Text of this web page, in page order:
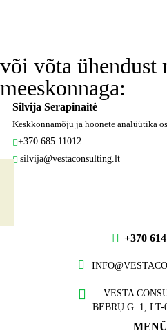
või võta ühendust
meeskonnaga:
Silvija Serapinaitė
Keskkonnamõju ja hoonete analüütika
+370 685 11012
silvija@vestaconsulting.lt
+370
VESTA
BEBRŲ G. 1,